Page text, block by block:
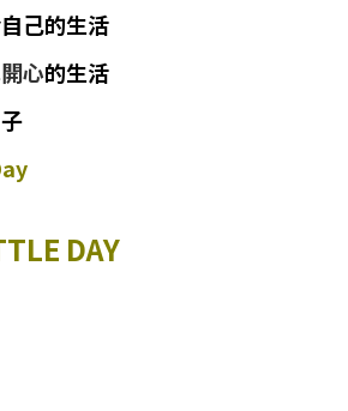
己的生活
開心的生活
DAY